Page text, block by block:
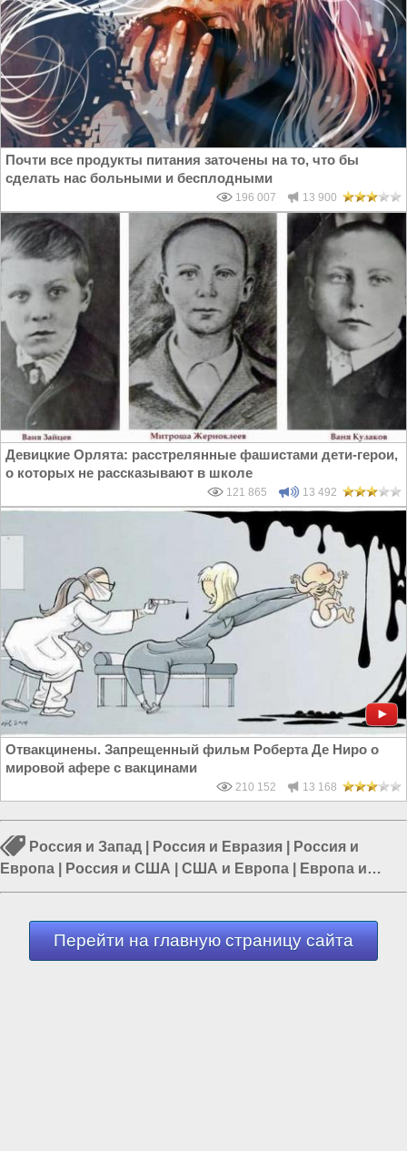
Почти все продукты питания заточены на то, что бы
сделать нас больными и бесплодными
196 007 13 900
Девицкие Орлята: расстрелянные фашистами дети-герои,
о которых не рассказывают в школе
121 865 13 492
Отвакцинены. Запрещенный фильм Роберта Де Ниро о
мировой афере с вакцинами
210 152 13 168
Россия и Запад Россия и Евразия
Россия и
Европа
Россия и США США и Европа
Европа и
Украина|Россия и Украина
Перейти на главную страницу сайта